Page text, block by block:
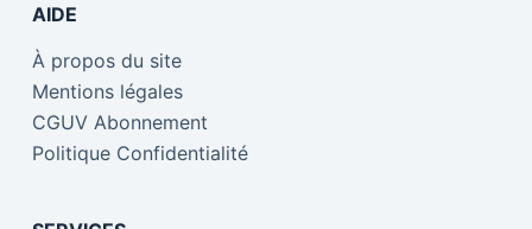
AIDE
À propos du site
Mentions légales
CGUV Abonnement
Politique Confidentialité